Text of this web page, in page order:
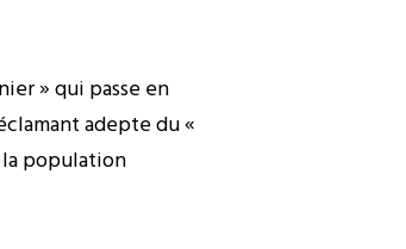
» qui passe en
adepte du «
population